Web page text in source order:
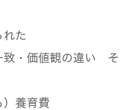
た
・価値観の違い そ
養育費